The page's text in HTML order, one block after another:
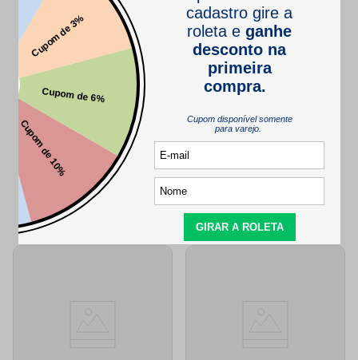
Este produto ainda não tem perguntas
SEJA O PRIMEIRO A PERGUNTAR
TAMBÉM VIU..